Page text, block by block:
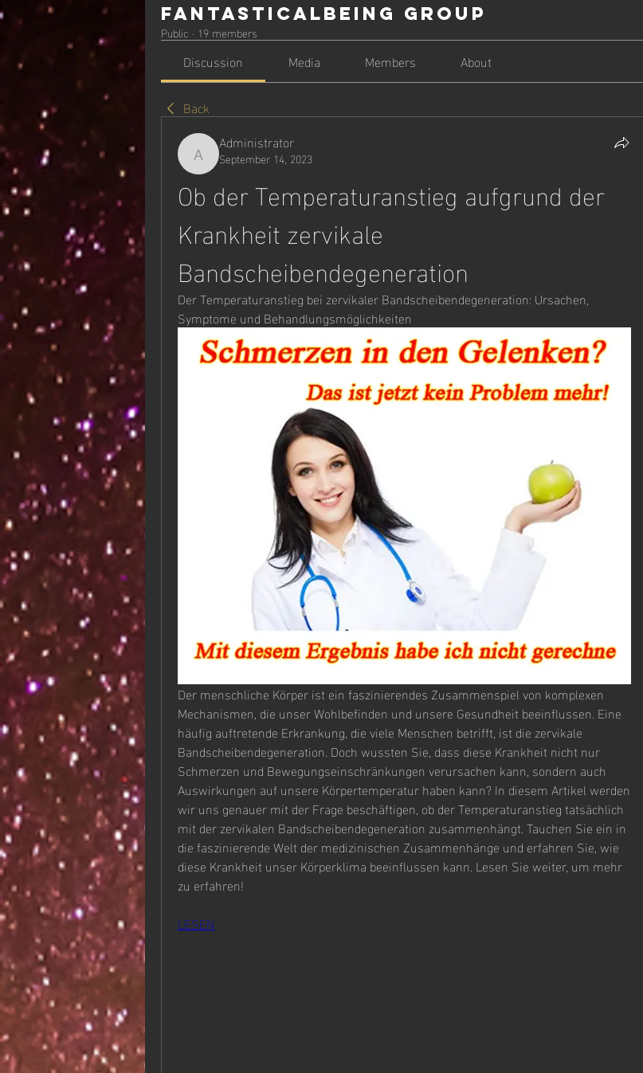
Fantasticalbeing Group
Public · 19 members
Discussion
Media Members
About
Back
Administrator
Administrator
September 14, 2023
Ob der Temperaturanstieg aufgrund der
Krankheit zervikale
Bandscheibendegeneration
Der Temperaturanstieg bei zervikaler Bandscheibendegeneration: Ursachen,
Symptome und Behandlungsmöglichkeiten
Der menschliche Körper ist ein faszinierendes Zusammenspiel von komplexen
Mechanismen, die unser Wohlbefinden und unsere Gesundheit beeinflussen. Eine
häufig auftretende Erkrankung, die viele Menschen betrifft, ist die zervikale
Bandscheibendegeneration. Doch wussten Sie, dass diese Krankheit nicht nur
Schmerzen und Bewegungseinschränkungen verursachen kann, sondern auch
Auswirkungen auf unsere Körpertemperatur haben kann? In diesem Artikel werden
wir uns genauer mit der Frage beschäftigen, ob der Temperaturanstieg tatsächlich
mit der zervikalen Bandscheibendegeneration zusammenhängt. Tauchen Sie ein in
die faszinierende Welt der medizinischen Zusammenhänge und erfahren Sie, wie
diese Krankheit unser Körperklima beeinflussen kann. Lesen Sie weiter, um mehr
zu erfahren!
LESEN